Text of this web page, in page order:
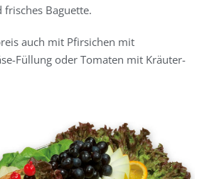
Baguette.
auch mit Pfirsichen mit
Füllung oder Tomaten mit Kräuter-